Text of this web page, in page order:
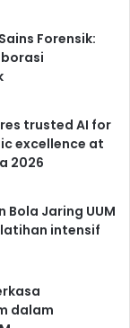
Forensik:
trusted AI for
excellence at
2026
Bola Jaring UUM
intensif
dalam